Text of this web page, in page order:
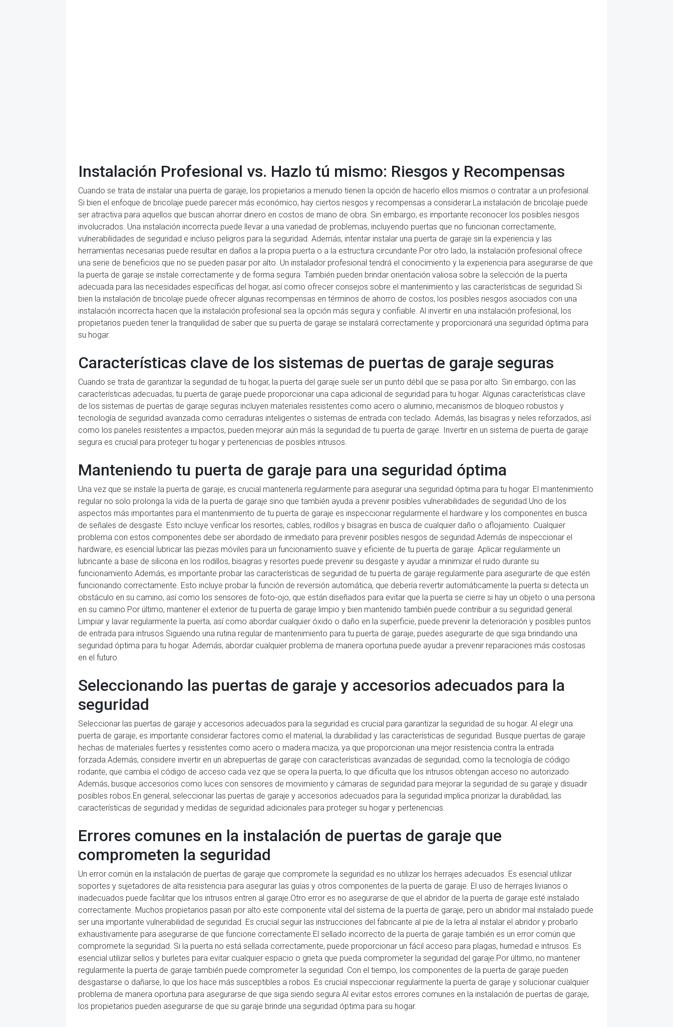
Instalación Profesional vs. Hazlo tú mismo: Riesgos y Recompensas
Cuando se trata de instalar una puerta de garaje, los propietarios a menudo tienen la opción de hacerlo ellos mismos o contratar a un profesional.
Si bien el enfoque de bricolaje puede parecer más económico, hay ciertos riesgos y recompensas a considerar.La instalación de bricolaje puede
ser atractiva para aquellos que buscan ahorrar dinero en costos de mano de obra. Sin embargo, es importante reconocer los posibles riesgos
involucrados. Una instalación incorrecta puede llevar a una variedad de problemas, incluyendo puertas que no funcionan correctamente,
vulnerabilidades de seguridad e incluso peligros para la seguridad. Además, intentar instalar una puerta de garaje sin la experiencia y las
herramientas necesarias puede resultar en daños a la propia puerta o a la estructura circundante.Por otro lado, la instalación profesional ofrece
una serie de beneficios que no se pueden pasar por alto. Un instalador profesional tendrá el conocimiento y la experiencia para asegurarse de que
la puerta de garaje se instale correctamente y de forma segura. También pueden brindar orientación valiosa sobre la selección de la puerta
adecuada para las necesidades específicas del hogar, así como ofrecer consejos sobre el mantenimiento y las características de seguridad.Si
bien la instalación de bricolaje puede ofrecer algunas recompensas en términos de ahorro de costos, los posibles riesgos asociados con una
instalación incorrecta hacen que la instalación profesional sea la opción más segura y confiable. Al invertir en una instalación profesional, los
propietarios pueden tener la tranquilidad de saber que su puerta de garaje se instalará correctamente y proporcionará una seguridad óptima para
su hogar.
Características clave de los sistemas de puertas de garaje seguras
Cuando se trata de garantizar la seguridad de tu hogar, la puerta del garaje suele ser un punto débil que se pasa por alto. Sin embargo, con las
características adecuadas, tu puerta de garaje puede proporcionar una capa adicional de seguridad para tu hogar. Algunas características clave
de los sistemas de puertas de garaje seguras incluyen materiales resistentes como acero o aluminio, mecanismos de bloqueo robustos y
tecnología de seguridad avanzada como cerraduras inteligentes o sistemas de entrada con teclado. Además, las bisagras y rieles reforzados, así
como los paneles resistentes a impactos, pueden mejorar aún más la seguridad de tu puerta de garaje. Invertir en un sistema de puerta de garaje
segura es crucial para proteger tu hogar y pertenencias de posibles intrusos.
Manteniendo tu puerta de garaje para una seguridad óptima
Una vez que se instale la puerta de garaje, es crucial mantenerla regularmente para asegurar una seguridad óptima para tu hogar. El mantenimiento
regular no solo prolonga la vida de la puerta de garaje sino que también ayuda a prevenir posibles vulnerabilidades de seguridad.Uno de los
aspectos más importantes para el mantenimiento de tu puerta de garaje es inspeccionar regularmente el hardware y los componentes en busca
de señales de desgaste. Esto incluye verificar los resortes, cables, rodillos y bisagras en busca de cualquier daño o aflojamiento. Cualquier
problema con estos componentes debe ser abordado de inmediato para prevenir posibles riesgos de seguridad.Además de inspeccionar el
hardware, es esencial lubricar las piezas móviles para un funcionamiento suave y eficiente de tu puerta de garaje. Aplicar regularmente un
lubricante a base de silicona en los rodillos, bisagras y resortes puede prevenir su desgaste y ayudar a minimizar el ruido durante su
funcionamiento.Además, es importante probar las características de seguridad de tu puerta de garaje regularmente para asegurarte de que estén
funcionando correctamente. Esto incluye probar la función de reversión automática, que debería revertir automáticamente la puerta si detecta un
obstáculo en su camino, así como los sensores de foto-ojo, que están diseñados para evitar que la puerta se cierre si hay un objeto o una persona
en su camino.Por último, mantener el exterior de tu puerta de garaje limpio y bien mantenido también puede contribuir a su seguridad general.
Limpiar y lavar regularmente la puerta, así como abordar cualquier óxido o daño en la superficie, puede prevenir la deterioración y posibles puntos
de entrada para intrusos.Siguiendo una rutina regular de mantenimiento para tu puerta de garaje, puedes asegurarte de que siga brindando una
seguridad óptima para tu hogar. Además, abordar cualquier problema de manera oportuna puede ayudar a prevenir reparaciones más costosas
en el futuro.
Seleccionando las puertas de garaje y accesorios adecuados para la
seguridad
Seleccionar las puertas de garaje y accesorios adecuados para la seguridad es crucial para garantizar la seguridad de su hogar. Al elegir una
puerta de garaje, es importante considerar factores como el material, la durabilidad y las características de seguridad. Busque puertas de garaje
hechas de materiales fuertes y resistentes como acero o madera maciza, ya que proporcionan una mejor resistencia contra la entrada
forzada.Además, considere invertir en un abrepuertas de garaje con características avanzadas de seguridad, como la tecnología de código
rodante, que cambia el código de acceso cada vez que se opera la puerta, lo que dificulta que los intrusos obtengan acceso no autorizado.
Además, busque accesorios como luces con sensores de movimiento y cámaras de seguridad para mejorar la seguridad de su garaje y disuadir
posibles robos.En general, seleccionar las puertas de garaje y accesorios adecuados para la seguridad implica priorizar la durabilidad, las
características de seguridad y medidas de seguridad adicionales para proteger su hogar y pertenencias.
Errores comunes en la instalación de puertas de garaje que
comprometen la seguridad
Un error común en la instalación de puertas de garaje que compromete la seguridad es no utilizar los herrajes adecuados. Es esencial utilizar
soportes y sujetadores de alta resistencia para asegurar las guías y otros componentes de la puerta de garaje. El uso de herrajes livianos o
inadecuados puede facilitar que los intrusos entren al garaje.Otro error es no asegurarse de que el abridor de la puerta de garaje esté instalado
correctamente. Muchos propietarios pasan por alto este componente vital del sistema de la puerta de garaje, pero un abridor mal instalado puede
ser una importante vulnerabilidad de seguridad. Es crucial seguir las instrucciones del fabricante al pie de la letra al instalar el abridor y probarlo
exhaustivamente para asegurarse de que funcione correctamente.El sellado incorrecto de la puerta de garaje también es un error común que
compromete la seguridad. Si la puerta no está sellada correctamente, puede proporcionar un fácil acceso para plagas, humedad e intrusos. Es
esencial utilizar sellos y burletes para evitar cualquier espacio o grieta que pueda comprometer la seguridad del garaje.Por último, no mantener
regularmente la puerta de garaje también puede comprometer la seguridad. Con el tiempo, los componentes de la puerta de garaje pueden
desgastarse o dañarse, lo que los hace más susceptibles a robos. Es crucial inspeccionar regularmente la puerta de garaje y solucionar cualquier
problema de manera oportuna para asegurarse de que siga siendo segura.Al evitar estos errores comunes en la instalación de puertas de garaje,
los propietarios pueden asegurarse de que su garaje brinde una seguridad óptima para su hogar.